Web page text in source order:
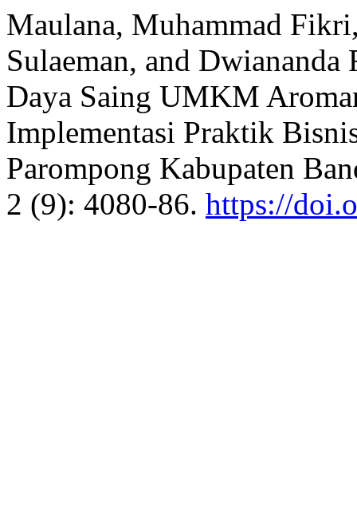
Maulana, Muhammad
Sulaeman, and Dwiananda
Daya Saing UMKM
Implementasi Praktik
Parompong Kabupaten
2 (9): 4080-86. https://